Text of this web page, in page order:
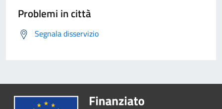
Problemi in città
Segnala disservizio